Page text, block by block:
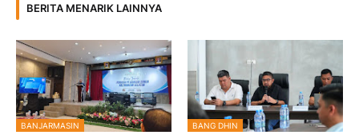
BERITA MENARIK LAINNYA
BANJARMASIN BANG DHIN